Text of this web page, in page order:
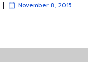
| November 8, 2015